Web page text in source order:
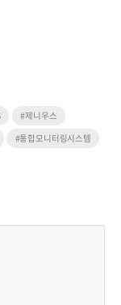
#제니우스
#통합모니터링시스템